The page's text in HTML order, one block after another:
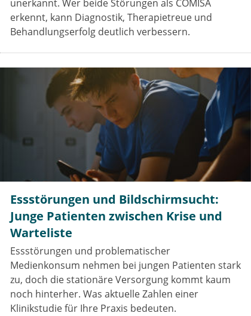
unerkannt. Wer beide Störungen als COMISA
erkennt, kann Diagnostik, Therapietreue und
Behandlungserfolg deutlich verbessern.
Essstörungen und Bildschirmsucht:
Junge Patienten zwischen Krise und
Warteliste
Essstörungen und problematischer
Medienkonsum nehmen bei jungen Patienten stark
zu, doch die stationäre Versorgung kommt kaum
noch hinterher. Was aktuelle Zahlen einer
Klinikstudie für Ihre Praxis bedeuten.